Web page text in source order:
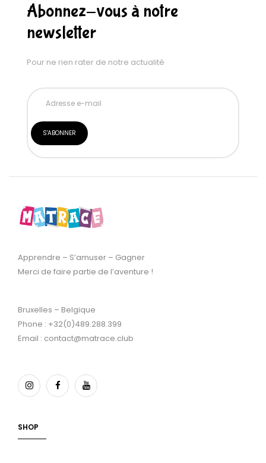
Abonnez-vous à notre
newsletter
Pour ne rien rater de notre actualité
Apprendre – S’amuser – Gagner
Merci de faire partie de l’aventure !
Bruxelles – Belgique
Phone : +32(0)489.288.399
Email : contact@matrace.club
SHOP